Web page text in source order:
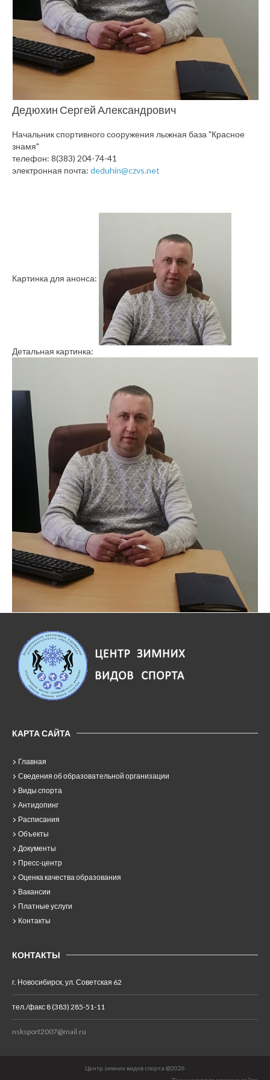
Дедюхин Сергей Александрович
Начальник спортивного сооружения лыжная база "Красное
знамя"
телефон: 8(383) 204-74-41
электронная почта: deduhin@czvs.net
Картинка для анонса:
Детальная картинка:
КАРТА САЙТА
Главная
Сведения об образовательной организации
Виды спорта
Антидопинг
Расписания
Объекты
Документы
Пресс-центр
Оценка качества образования
Вакансии
Платные услуги
Контакты
КОНТАКТЫ
г. Новосибирск, ул. Советская 62
тел./факс 8 (383) 285-51-11
nsksport2007@mail.ru
Центр зимних видов спорта @2026